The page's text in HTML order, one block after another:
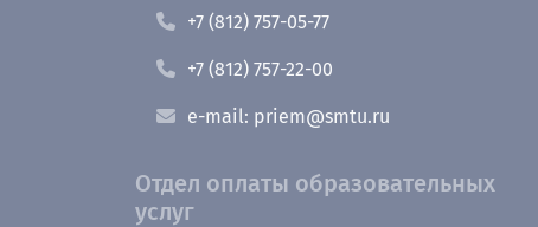
+7 (812) 757-05-77
+7 (812) 757-22-00
e-mail: priem@smtu.ru
Отдел оплаты образовательных
услуг